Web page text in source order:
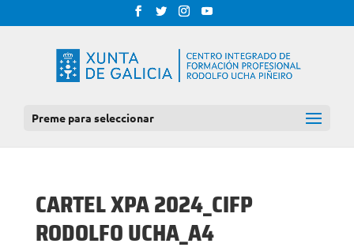
Preme para seleccionar
CARTEL XPA 2024_CIFP
RODOLFO UCHA_A4